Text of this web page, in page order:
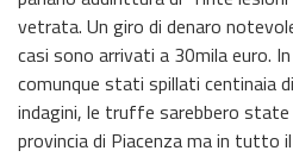
vetrata. Un giro di denaro
casi sono arrivati a 30mila euro.
comunque stati spillati centinaia
indagini, le truffe sarebbero
provincia di Piacenza ma in tutto